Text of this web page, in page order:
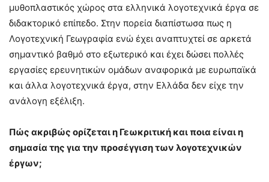
μυθοπλαστικός χώρος στα ελληνικά λογοτεχνικά έργα σε
διδακτορικό επίπεδο. Στην πορεία διαπίστωσα πως η
Λογοτεχνική Γεωγραφία ενώ έχει αναπτυχτεί σε αρκετά
σημαντικό βαθμό στο εξωτερικό και έχει δώσει πολλές
εργασίες ερευνητικών ομάδων αναφορικά με ευρωπαϊκά
και άλλα λογοτεχνικά έργα, στην Ελλάδα δεν είχε την
ανάλογη εξέλιξη.
Πώς ακριβώς ορίζεται η Γεωκριτική και ποια είναι η
σημασία της για την προσέγγιση των λογοτεχνικών
έργων;